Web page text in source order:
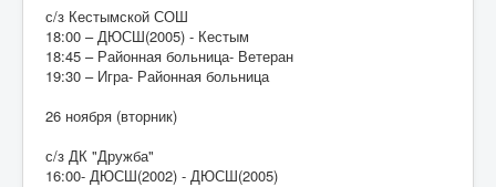
с/з Кестымской СОШ
18:00 – ДЮСШ(2005) - Кестым
18:45 – Районная больница- Ветеран
19:30 – Игра- Районная больница
26 ноября (вторник)
с/з ДК "Дружба"
16:00- ДЮСШ(2002) - ДЮСШ(2005)